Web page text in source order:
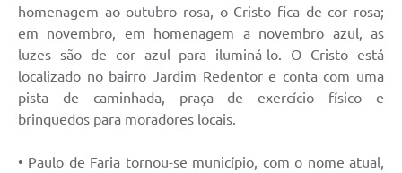
homenagem ao outubro rosa, o Cristo fica de cor rosa;
em novembro, em homenagem a novembro azul, as
luzes são de cor azul para iluminá-lo. O Cristo está
localizado no bairro Jardim Redentor e conta com uma
pista de caminhada, praça de exercício físico e
brinquedos para moradores locais.
• Paulo de Faria tornou-se município, com o nome atual,